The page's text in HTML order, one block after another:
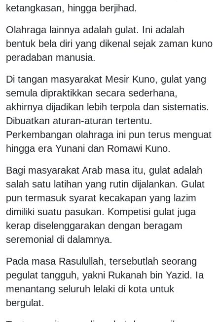
ketangkasan, hingga berjihad.
Olahraga lainnya adalah gulat. Ini adalah
bentuk bela diri yang dikenal sejak zaman kuno
peradaban manusia.
Di tangan masyarakat Mesir Kuno, gulat yang
semula dipraktikkan secara sederhana,
akhirnya dijadikan lebih terpola dan sistematis.
Dibuatkan aturan-aturan tertentu.
Perkembangan olahraga ini pun terus menguat
hingga era Yunani dan Romawi Kuno.
Bagi masyarakat Arab masa itu, gulat adalah
salah satu latihan yang rutin dijalankan. Gulat
pun termasuk syarat kecakapan yang lazim
dimiliki suatu pasukan. Kompetisi gulat juga
kerap diselenggarakan dengan beragam
seremonial di dalamnya.
Pada masa Rasulullah, tersebutlah seorang
pegulat tangguh, yakni Rukanah bin Yazid. Ia
menantang seluruh lelaki di kota untuk
bergulat.